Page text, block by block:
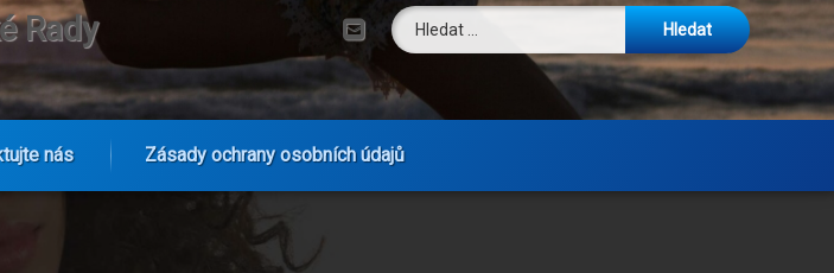
Rady Tel: E-mail
Vyhledávání
nás Zásady ochrany osobních údajů